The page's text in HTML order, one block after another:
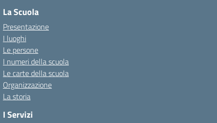
La Scuola
Presentazione
I luoghi
Le persone
I numeri della scuola
Le carte della scuola
Organizzazione
La storia
I Servizi